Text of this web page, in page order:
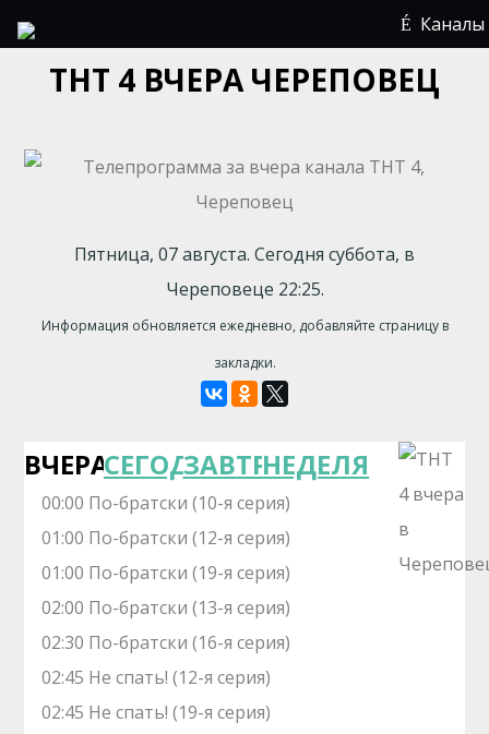
Каналы
ТНТ 4 ВЧЕРА ЧЕРЕПОВЕЦ
Пятница, 07 августа. Сегодня суббота, в
Череповеце 22:25.
Информация обновляется ежедневно, добавляйте страницу в
закладки.
ВЧЕРАСЕГОДНЯЗАВТРАНЕДЕЛЯ
00:00 По-братски (10-я серия)
01:00 По-братски (12-я серия)
01:00 По-братски (19-я серия)
02:00 По-братски (13-я серия)
02:30 По-братски (16-я серия)
02:45 Не спать! (12-я серия)
02:45 Не спать! (19-я серия)